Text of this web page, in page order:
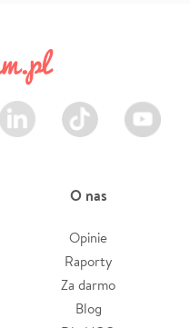
LinkedIn TikTok Youtube
O nas
Opinie
Raporty
Za darmo
Blog